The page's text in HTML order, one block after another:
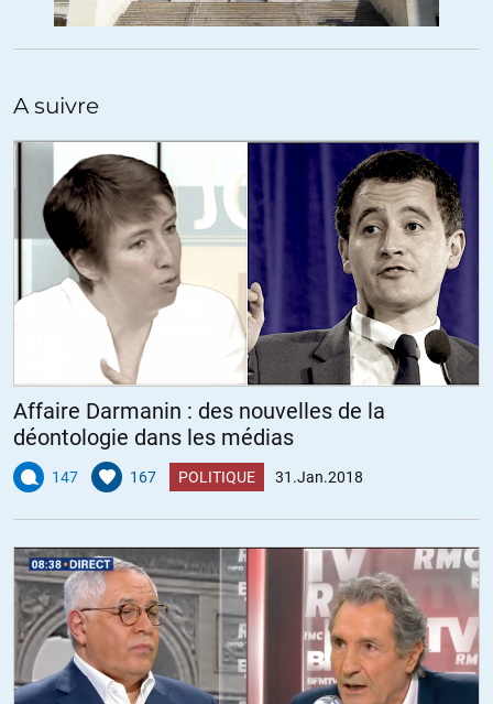
A suivre
Affaire Darmanin : des nouvelles de la
déontologie dans les médias
147 167 POLITIQUE 31.Jan.2018